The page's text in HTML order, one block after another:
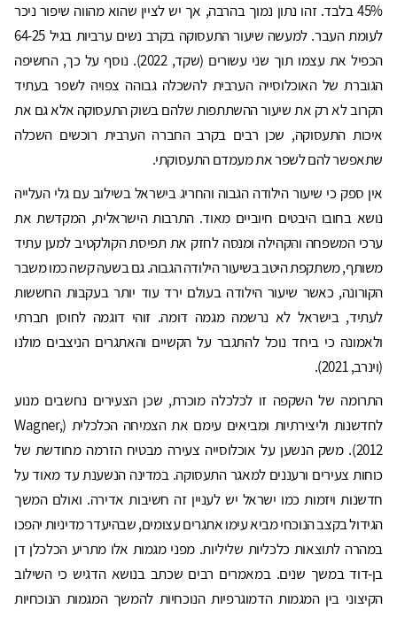
45% בלבד. זהו נתון נמוך בהרבה, אך יש לציין שהוא מהווה שיפור ניכר
לעומת העבר. למעשה שיעור התעסוקה בקרב נשים ערביות בגיל 64-25
הכפיל את עצמו תוך שני עשורים (שקד, 2022). נוסף על כך, החשיפה
הגוברת של האוכלוסייה הערבית להשכלה גבוהה צפויה לשפר בעתיד
הקרוב לא רק את שיעור ההשתתפות שלהם בשוק התעסוקה אלא גם את
איכות התעסוקה, שכן רבים בקרב החברה הערבית רוכשים השכלה
שתאפשר להם לשפר את מעמדם התעסוקתי.
אין ספק כי שיעור הילודה הגבוה והחריג בישראל בשילוב עם גלי העלייה
נושא בחובו היבטים חיוביים מאוד. התרבות הישראלית, המקדשת את
ערכי המשפחה והקהילה ומנסה לחזק את תפיסת הקולקטיב למען עתיד
משותף, משתקפת היטב בשיעור הילודה הגבוה. גם בשעה קשה כמו משבר
הקורונה, כאשר שיעור הילודה בעולם ירד עוד יותר בעקבות החששות
לעתיד, בישראל לא נרשמה מגמה דומה. זוהי דוגמה לחוסן חברתי
ולאמונה כי ביחד נוכל להתגבר על הקשיים והאתגרים הניצבים מולנו
(וינרב, 2021).
התרומה של השקפה זו לכלכלה מוכרת, שכן הצעירים נחשבים מנוע
לחדשנות וליצירתיות ומביאים עימם את הצמיחה הכלכלית (Wagner,
2012). משק הנשען על אוכלוסייה צעירה מבטיח הזרמה מחודשת של
כוחות צעירים ורעננים למאגר התעסוקה. במדינה הנשענת עד מאוד על
חדשנות ויזמות כמו ישראל יש לעניין זה חשיבות אדירה. ואולם המשך
הגידול בקצב הנוכחי מביא עימו אתגרים עצומים, שבהיעדר מדיניות יהפכו
במהרה לתוצאות כלכליות שליליות. מפני מגמות אלו מתריע הכלכלן דן
בן-דוד במשך שנים. במאמרים רבים שכתב בנושא הדגיש כי השילוב
הקיצוני בין המגמות הדמוגרפיות הנוכחיות להמשך המגמות הנוכחיות